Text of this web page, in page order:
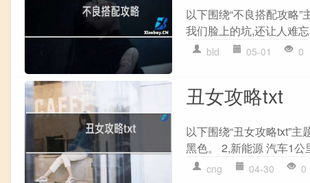
以下围绕“不良搭配攻略
我们脸上的坑,还让人难
bld 05-01 0
丑女攻略txt
以下围绕“丑女攻略txt”
黑色。 2,新能源 汽车1
cng 04-30 0